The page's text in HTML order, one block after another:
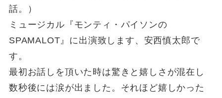
話。）
ミュージカル『モンティ・パイソンの
SPAMALOT』に出演致します、安西慎太郎で
す。
最初お話しを頂いた時は驚きと嬉しさが混在し
数秒後には涙が出ました。それほど嬉しかった